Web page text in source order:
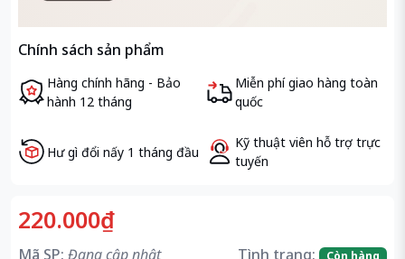
Chính sách sản phẩm
Hàng chính hãng - Bảo
hành 12 tháng
Miễn phí giao hàng toàn
quốc
Hư gì đổi nấy 1 tháng đầu
Kỹ thuật viên hỗ trợ trực
tuyến
220.000₫
Mã SP: Đang cập nhật Tình trạng: Còn hàng